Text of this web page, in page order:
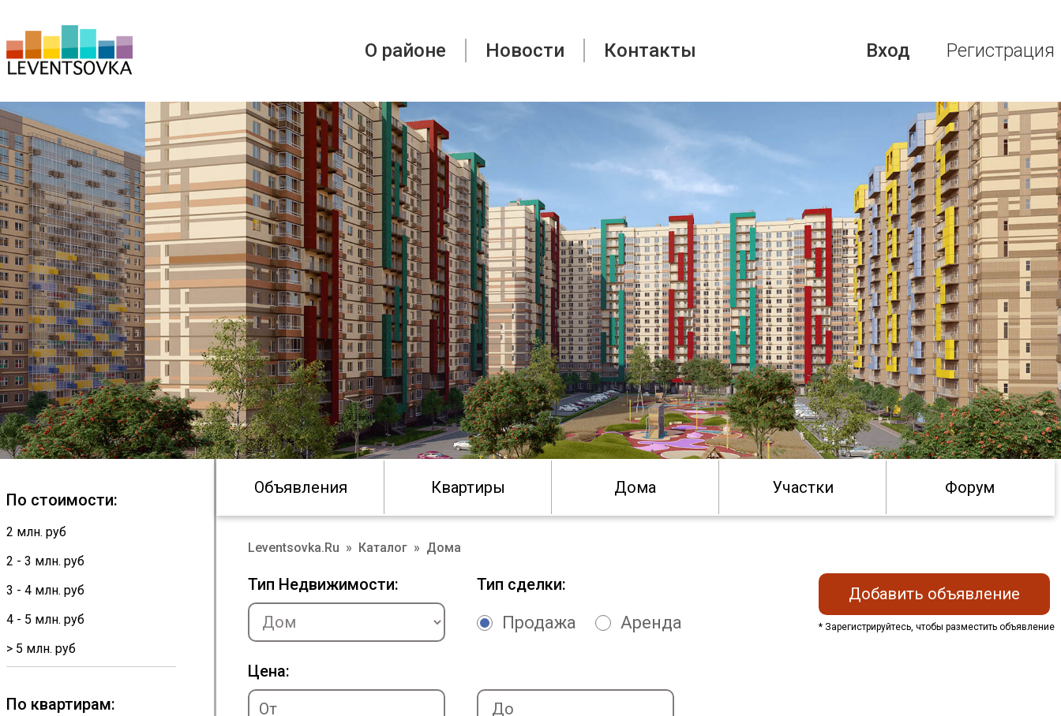
О районе Новости Контакты Вход Регистрация
По стоимости:
2 млн. руб
2 - 3 млн. руб
3 - 4 млн. руб
4 - 5 млн. руб
> 5 млн. руб
По квартирам:
Объявления Квартиры Дома Участки Форум
Leventsovka.Ru » Каталог » Дома
Тип Недвижимости: Тип сделки:
Продажа Аренда
Цена:
Добавить объявление
* Зарегистрируйтесь, чтобы разместить объявление